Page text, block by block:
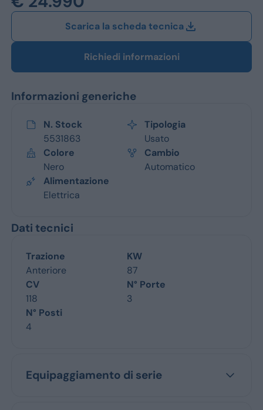
Scarica la scheda tecnica
Richiedi informazioni
Informazioni generiche
N. Stock
5531863
Tipologia
Usato
Colore
Nero
Cambio
Automatico
Alimentazione
Elettrica
Dati tecnici
Trazione
Anteriore
KW
87
CV
118
N° Porte
3
N° Posti
4
Equipaggiamento di serie